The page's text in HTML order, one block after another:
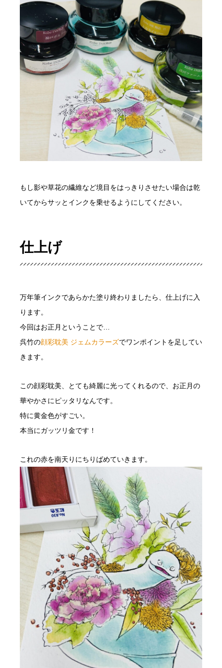
もし影や草花の繊維など境目をはっきりさせたい場合は乾
いてからサッとインクを乗せるようにしてください。
仕上げ
万年筆インクであらかた塗り終わりましたら、仕上げに入
ります。
今回はお正月ということで…
呉竹の顔彩耽美 ジェムカラーズでワンポイントを足してい
きます。
この顔彩耽美、とても綺麗に光ってくれるので、お正月の
華やかさにピッタリなんです。
特に黄金色がすごい。
本当にガッツリ金です！
これの赤を南天りにちりばめていきます。